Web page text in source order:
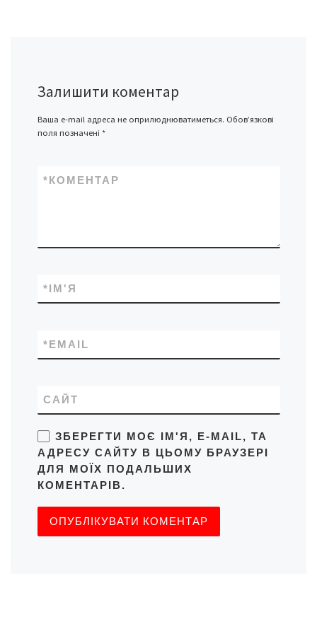
Залишити коментар
Ваша e-mail адреса не оприлюднюватиметься. Обов’язкові
поля позначені *
КОМЕНТАР
*
ІМ'Я
*
EMAIL
*
САЙТ
ЗБЕРЕГТИ МОЄ ІМ'Я, E-MAIL, ТА
АДРЕСУ САЙТУ В ЦЬОМУ БРАУЗЕРІ
ДЛЯ МОЇХ ПОДАЛЬШИХ
КОМЕНТАРІВ.